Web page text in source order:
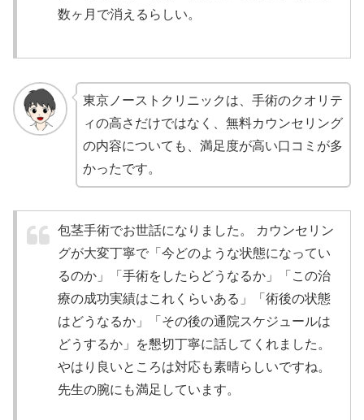
数ヶ月で消えるらしい。
東京ノーストクリニックは、手術のクオリテ
ィの高さだけではなく、無料カウンセリング
の内容についても、満足度が高い口コミが多
かったです。
包茎手術でお世話になりました。 カウンセリン
グが大変丁寧で「今どのような状態になってい
るのか」「手術をしたらどうなるか」「この治
療の成功実績はこれくらいある」「術後の状態
はどうなるか」「その後の通院スケジュールは
どうするか」を懇切丁寧に話してくれました。
やはり良いところは対応も素晴らしいですね。
先生の腕にも満足しています。